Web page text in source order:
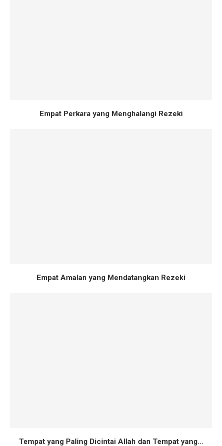
Empat Perkara yang Menghalangi Rezeki
Empat Amalan yang Mendatangkan Rezeki
Tempat yang Paling Dicintai Allah dan Tempat yang...